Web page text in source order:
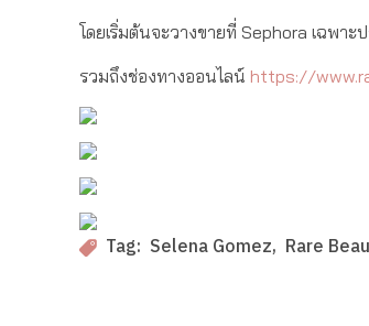
โดยเริ่มต้นจะวางขายที่ Sephora เฉพาะ
รวมถึงช่องทางออนไลน์ https://
Tag: Selena Gomez Rare